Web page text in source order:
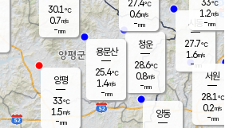
청운
28.6℃
0.8m/s
-mm
27.4℃
0.6m/s
-mm
양동
30.1℃
0.7m/s
-mm
시동
27.7℃
1.6m/s
- mm
서원
28.1℃
0.2m/s
-mm
용문산
25.4℃
1.4m/s
-mm
33℃
1.2m/s
-mm
양평
33℃
1.5m/s
-mm